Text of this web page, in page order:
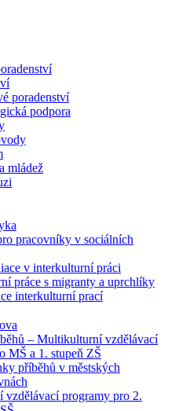
poradenství
podpora
mládež
pracovníky v sociálních
v interkulturní práci
práce s migranty a uprchlíky
interkulturní prací
– Multikulturní vzdělávací
MŠ a 1. stupeň ZŠ
příběhů v městských
programy pro 2.